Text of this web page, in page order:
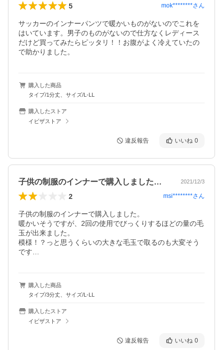
5 mok********さん
サッカーのインナーパンツで暖かいものがないのでこれを
はいています。男子のものがないので仕方なくレディース
だけど買ってみたらピッタリ！！お腹がよく冷えていたの
で助かりました。
購入した商品
タイプ/1分丈、サイズ/L-LL
購入したストア
イビザストア
違反報告 いいね 0
子供の制服のインナーで購入しました。暖… 2021/12/3
2 msi********さん
子供の制服のインナーで購入しました。
暖かいそうですが、2回の使用でびっくりするほどの量の毛
玉が出来ました。
模様！？っと思うくらいの大きな毛玉で取るのも大変そう
です…
購入した商品
タイプ/3分丈、サイズ/L-LL
購入したストア
イビザストア
違反報告 いいね 0